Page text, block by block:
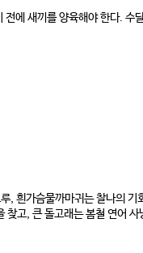
에 새끼를 양육해야 한다. 수
흰가슴물까마귀는 찰나의
찾고, 큰 돌고래는 봄철 연어